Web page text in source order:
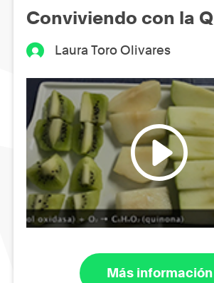
Conviviendo con la
Laura Toro Olivares
Más información